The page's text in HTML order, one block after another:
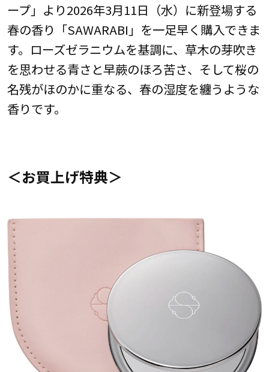
ープ」より2026年3月11日（水）に新登場する
春の香り「SAWARABI」を一足早く購入できま
す。ローズゼラニウムを基調に、草木の芽吹き
を思わせる青さと早蕨のほろ苦さ、そして桜の
名残がほのかに重なる、春の湿度を纏うような
香りです。
＜お買上げ特典＞